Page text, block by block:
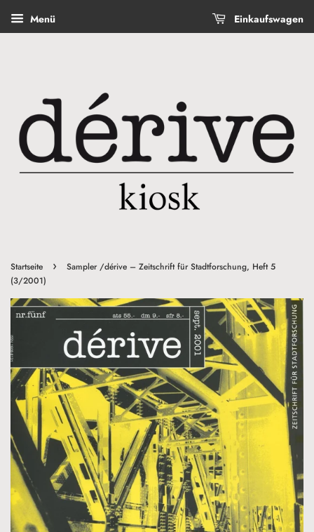
Menü Einkaufswagen
Startseite ›
Sampler /dérive – Zeitschrift für Stadtforschung, Heft 5
(3/2001)